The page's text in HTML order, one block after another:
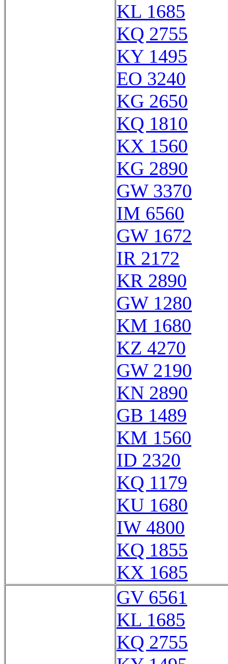
KL 1685
KQ 2755
KY 1495
EO 3240
KG 2650
KQ 1810
KX 1560
KG 2890
GW 3370
IM 6560
GW 1672
IR 2172
KR 2890
GW 1280
KM 1680
KZ 4270
GW 2190
KN 2890
GB 1489
KM 1560
ID 2320
KQ 1179
KU 1680
IW 4800
KQ 1855
KX 1685
GV 6561
KL 1685
KQ 2755